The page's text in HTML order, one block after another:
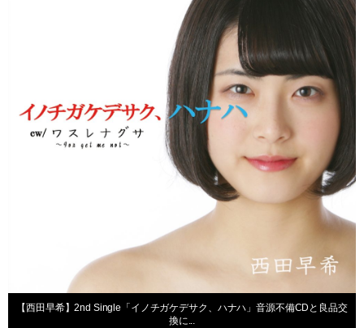
【西田早希】2nd Single「イノチガケデサク、ハナハ」音源不備CDと良品交
換に...